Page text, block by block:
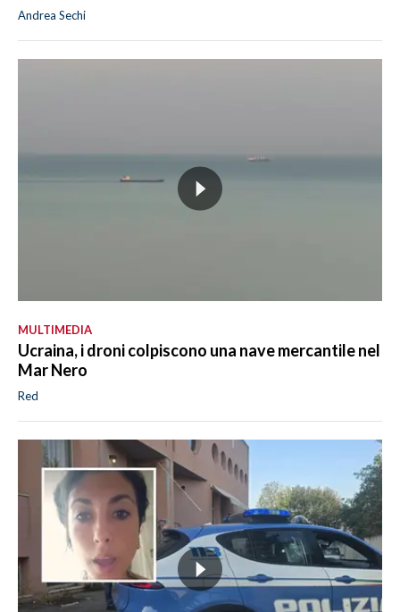
Andrea Sechi
MULTIMEDIA
Ucraina, i droni colpiscono una nave mercantile nel
Mar Nero
Red